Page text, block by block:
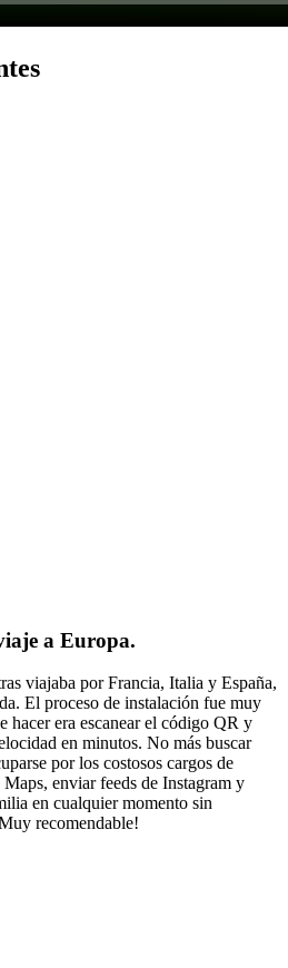
a Europa.
viajaba por Francia, Italia y España,
El proceso de instalación fue muy
hacer era escanear el código QR y
en minutos. No más buscar
por los costosos cargos de
enviar feeds de Instagram y
en cualquier momento sin
recomendable!